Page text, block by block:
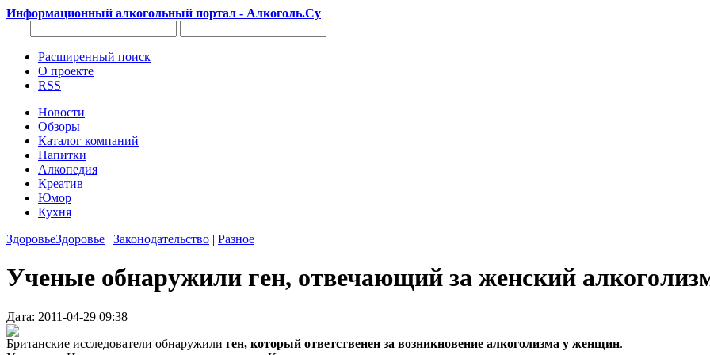
Информационный алкогольный портал - Алкоголь.Су
Расширенный поиск
О проекте
RSS
Новости
Обзоры
Каталог компаний
Напитки
Алкопедия
Креатив
Юмор
Кухня
ЗдоровьеЗдоровье | Законодательство | Разное
Ученые обнаружили ген, отвечающий за женский
Дата: 2011-04-29 09:38
Британские исследователи обнаружили ген, который ответственен за возникновение алкоголизма у женщин.